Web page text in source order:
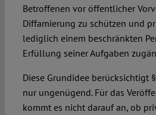
Betroffenen vor öffentlicher
Diffamierung zu schützen und
lediglich einem beschränkten
Erfüllung seiner Aufgaben
Diese Grundidee berücksichtigt
nur ungenügend. Für das
kommt es nicht darauf an, ob